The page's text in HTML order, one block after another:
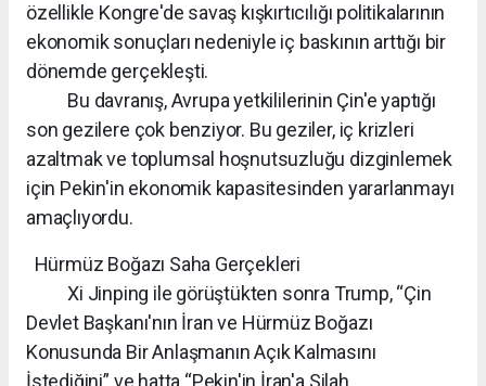
özellikle Kongre'de savaş kışkırtıcılığı politikalarının
ekonomik sonuçları nedeniyle iç baskının arttığı bir
dönemde gerçekleşti.
Bu davranış, Avrupa yetkililerinin Çin'e yaptığı
son gezilere çok benziyor. Bu geziler, iç krizleri
azaltmak ve toplumsal hoşnutsuzluğu dizginlemek
için Pekin'in ekonomik kapasitesinden yararlanmayı
amaçlıyordu.
Hürmüz Boğazı Saha Gerçekleri
Xi Jinping ile görüştükten sonra Trump, “Çin
Devlet Başkanı'nın İran ve Hürmüz Boğazı
Konusunda Bir Anlaşmanın Açık Kalmasını